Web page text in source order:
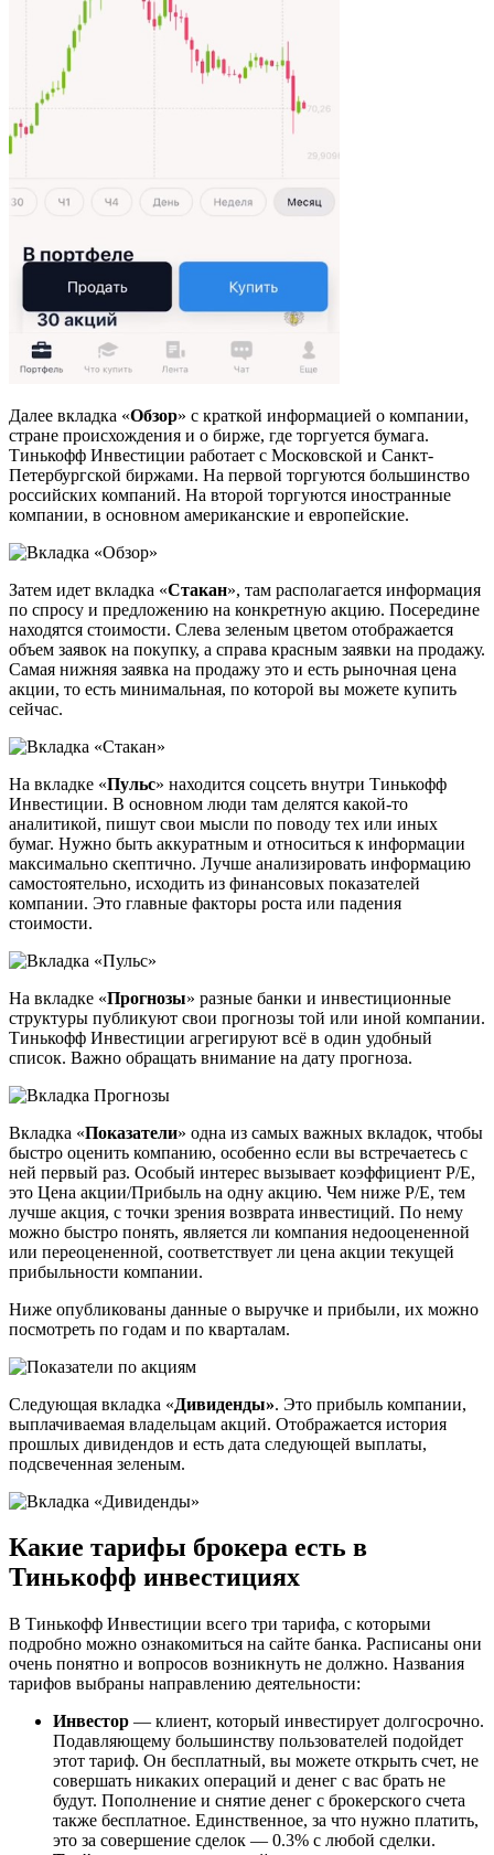
Далее вкладка «Обзор» с краткой информацией о компании,
стране происхождения и о бирже, где торгуется бумага.
Тинькофф Инвестиции работает с Московской и Санкт-
Петербургской биржами. На первой торгуются большинство
российских компаний. На второй торгуются иностранные
компании, в основном американские и европейские.
Затем идет вкладка «Стакан», там располагается информация
по спросу и предложению на конкретную акцию. Посередине
находятся стоимости. Слева зеленым цветом отображается
объем заявок на покупку, а справа красным заявки на продажу.
Самая нижняя заявка на продажу это и есть рыночная цена
акции, то есть минимальная, по которой вы можете купить
сейчас.
На вкладке «Пульс» находится соцсеть внутри Тинькофф
Инвестиции. В основном люди там делятся какой-то
аналитикой, пишут свои мысли по поводу тех или иных
бумаг. Нужно быть аккуратным и относиться к информации
максимально скептично. Лучше анализировать информацию
самостоятельно, исходить из финансовых показателей
компании. Это главные факторы роста или падения
стоимости.
На вкладке «Прогнозы» разные банки и инвестиционные
структуры публикуют свои прогнозы той или иной компании.
Тинькофф Инвестиции агрегируют всё в один удобный
список. Важно обращать внимание на дату прогноза.
Вкладка «Показатели» одна из самых важных вкладок, чтобы
быстро оценить компанию, особенно если вы встречаетесь с
ней первый раз. Особый интерес вызывает коэффициент Р/Е,
это Цена акции/Прибыль на одну акцию. Чем ниже Р/Е, тем
лучше акция, с точки зрения возврата инвестиций. По нему
можно быстро понять, является ли компания недооцененной
или переоцененной, соответствует ли цена акции текущей
прибыльности компании.
Ниже опубликованы данные о выручке и прибыли, их можно
посмотреть по годам и по кварталам.
Следующая вкладка «Дивиденды». Это прибыль компании,
выплачиваемая владельцам акций. Отображается история
прошлых дивидендов и есть дата следующей выплаты,
подсвеченная зеленым.
Какие тарифы брокера есть в
Тинькофф инвестициях
В Тинькофф Инвестиции всего три тарифа, с которыми
подробно можно ознакомиться на сайте банка. Расписаны они
очень понятно и вопросов возникнуть не должно. Названия
тарифов выбраны направлению деятельности:
Инвестор — клиент, который инвестирует долгосрочно.
Подавляющему большинству пользователей подойдет
этот тариф. Он бесплатный, вы можете открыть счет, не
совершать никаких операций и денег с вас брать не
будут. Пополнение и снятие денег с брокерского счета
также бесплатное. Единственное, за что нужно платить,
это за совершение сделок — 0.3% с любой сделки.